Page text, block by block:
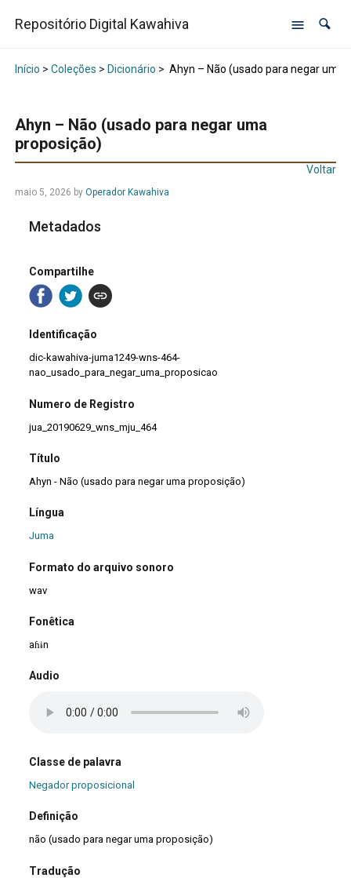
Repositório Digital Kawahiva
Início > Coleções > Dicionário > Ahyn – Não (usado para negar uma
Ahyn – Não (usado para negar uma
proposição)
Voltar
maio 5, 2026 by Operador Kawahiva
Metadados
Compartilhe
Identificação
dic-kawahiva-juma1249-wns-464-
nao_usado_para_negar_uma_proposicao
Numero de Registro
jua_20190629_wns_mju_464
Título
Ahyn - Não (usado para negar uma proposição)
Língua
Juma
Formato do arquivo sonoro
wav
Fonêtica
aɦɨn
Audio
Classe de palavra
Negador proposicional
Definição
não (usado para negar uma proposição)
Tradução